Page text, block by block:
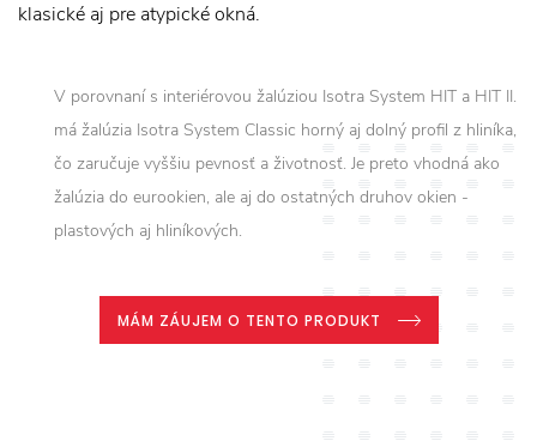
klasické aj pre atypické okná.
V porovnaní s interiérovou žalúziou Isotra System HIT a HIT II.
má žalúzia Isotra System Classic horný aj dolný profil z hliníka,
čo zaručuje vyššiu pevnosť a životnosť. Je preto vhodná ako
žalúzia do eurookien, ale aj do ostatných druhov okien -
plastových aj hliníkových.
MÁM ZÁUJEM O TENTO PRODUKT